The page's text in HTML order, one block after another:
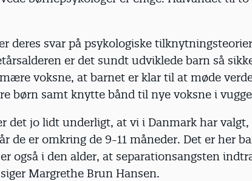
deres svar på psykologiske
er det sundt udviklede barn så
voksne, at barnet er klar til at møde
børn samt knytte bånd til nye voksne i
det jo lidt underligt, at vi i Danmark har
de er omkring de 9-11 måneder. Det er her
også i den alder, at separationsangsten
Margrethe Brun Hansen.